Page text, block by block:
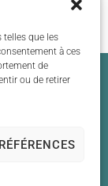
telles que les
à ces
de
ou de retirer